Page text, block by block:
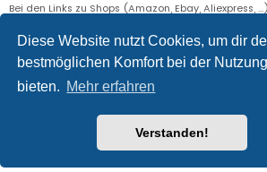
Diese Website nutzt Cookies, um dir
bestmöglichen Komfort bei der
bieten. Mehr erfahren
Verstanden!
Bei den Links zu Shops (Amazon, Ebay, Aliexpress,
Stern (*) markiert sind, kann es sich um
den Kauf eines Produktes über einen
Umsatzbeteiligung gutgeschrieben. Für euch
Einnahmen helfen die Hostgebühren für
reduzieren.
Deutsche